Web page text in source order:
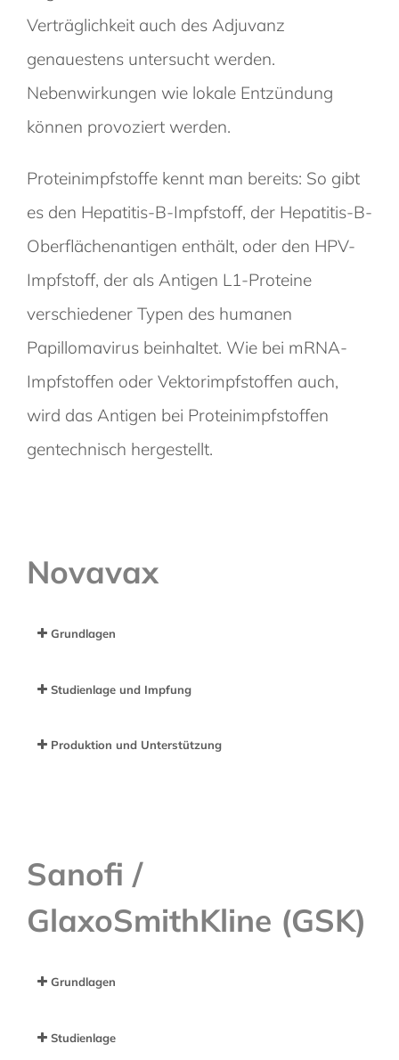
Verträglichkeit auch des Adjuvanz
genauestens untersucht werden.
Nebenwirkungen wie lokale Entzündung
können provoziert werden.
Proteinimpfstoffe kennt man bereits: So gibt
es den Hepatitis-B-Impfstoff, der Hepatitis-B-
Oberflächenantigen enthält, oder den HPV-
Impfstoff, der als Antigen L1-Proteine
verschiedener Typen des humanen
Papillomavirus beinhaltet. Wie bei mRNA-
Impfstoffen oder Vektorimpfstoffen auch,
wird das Antigen bei Proteinimpfstoffen
gentechnisch hergestellt.
Novavax
Grundlagen
Studienlage und Impfung
Produktion und Unterstützung
Sanofi /
GlaxoSmithKline (GSK)
Grundlagen
Studienlage